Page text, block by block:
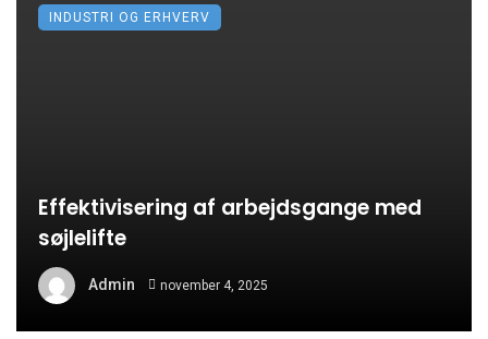
Effektivisering af arbejdsgange med
søjlelifte
Admin november 4, 2025
INDUSTRI OG ERHVERV